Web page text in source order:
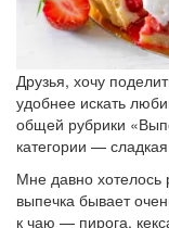
Друзья, хочу
удобнее искать
общей рубрики
категории —
Мне давно хотелось
выпечка бывает
к чаю — пирога,